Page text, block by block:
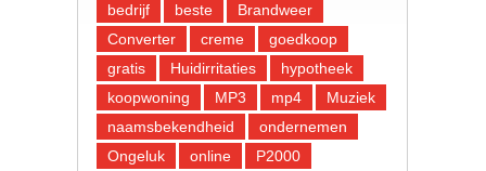
bedrijf
beste
Brandweer
Converter
creme
goedkoop
gratis
Huidirritaties
hypotheek
koopwoning
MP3 mp4
Muziek
naamsbekendheid
ondernemen
Ongeluk
online P2000